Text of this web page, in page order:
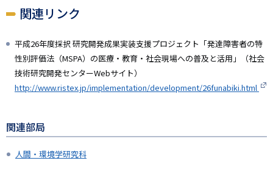
関連リンク
平成26年度採択 研究開発成果実装支援プロジェクト「発達障害者の特
性別評価法（MSPA）の医療・教育・社会現場への普及と活用」（社会
技術研究開発センターWebサイト）
http://www.ristex.jp/implementation/development/26funabiki.html
関連部局
人間・環境学研究科